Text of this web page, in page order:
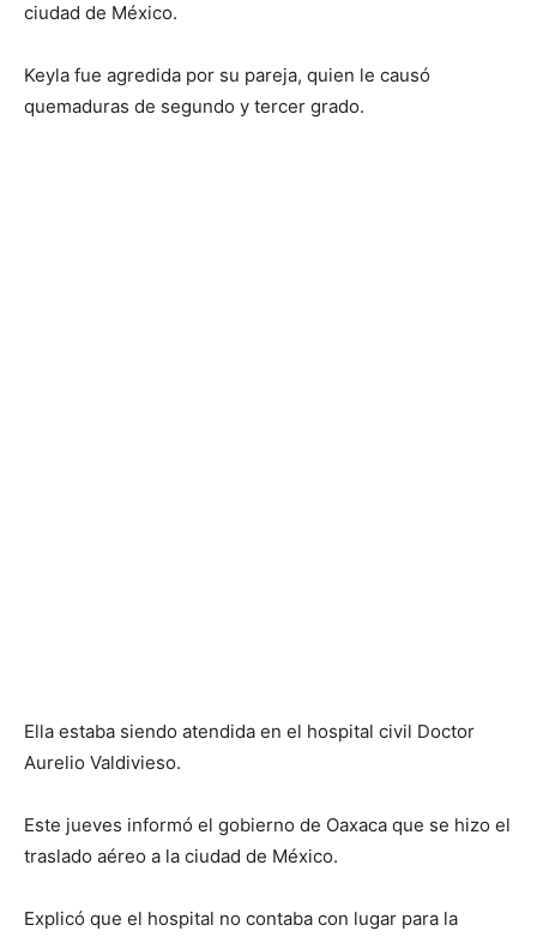
ciudad de México.
Keyla fue agredida por su pareja, quien le causó
quemaduras de segundo y tercer grado.
Ella estaba siendo atendida en el hospital civil Doctor
Aurelio Valdivieso.
Este jueves informó el gobierno de Oaxaca que se hizo el
traslado aéreo a la ciudad de México.
Explicó que el hospital no contaba con lugar para la